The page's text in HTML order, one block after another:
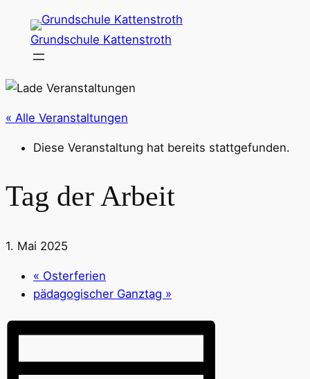
Grundschule Kattenstroth
« Alle Veranstaltungen
Diese Veranstaltung hat bereits stattgefunden.
Tag der Arbeit
1. Mai 2025
« Osterferien
pädagogischer Ganztag »